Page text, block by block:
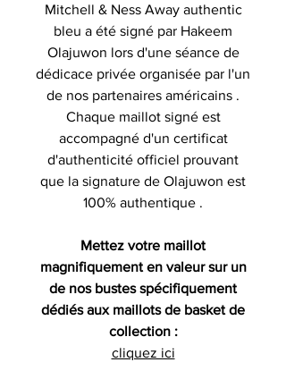
Mitchell & Ness Away authentic
bleu a été signé par Hakeem
Olajuwon lors d'une séance de
dédicace privée organisée par l'un
de nos partenaires américains .
Chaque maillot signé est
accompagné d'un certificat
d'authenticité officiel prouvant
que la signature de Olajuwon est
100% authentique .
Mettez votre maillot
magnifiquement en valeur sur un
de nos bustes spécifiquement
dédiés aux maillots de basket de
collection :
cliquez ici